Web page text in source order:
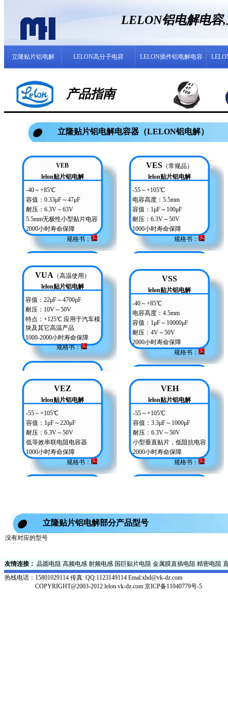
LELON铝电解电容
立隆贴片铝电解 LELON高分子电容 LELON插件铝电解电容
产品指南
立隆贴片铝电解电容器（LELON铝电解）
VEB
lelon贴片铝电解
-40～+85℃
容值：0.33μF～47μF
耐压：6.3V～63V
5.5mm无极性小型贴片电容
2000小时寿命保障
规格书：
VES（常规品）
lelon贴片铝电解
-55～+105℃
电容高度：5.5mm
容值：1μF～100μF
耐压：6.3V～50V
1000小时寿命保障
规格书：
VUA （高温使用）
lelon贴片铝电解
容值：22μF～4700μF
耐压：10V～50V
特点：+125℃ 应用于汽车模
块及其它高温产品
1000-2000小时寿命保障
规格书：
VSS
lelon贴片铝电解
-40～+85℃
电容高度：4.5mm
容值：1μF～10000μF
耐压：4V～50V
2000小时寿命保障
规格书：
VEZ
lelon贴片铝电解
-55～+105℃
容值：1μF～220μF
耐压：6.3V～50V
低等效串联电阻电容器
1000小时寿命保障
规格书：
VEH
lelon贴片铝电解
-55～+105℃
容值：3.3μF～1000μF
耐压：6.3V～50V
小型垂直贴片，低阻抗电容
2000小时寿命保障
规格书：
立隆贴片铝电解部分产品型号
没有对应的型号
友情连接： 晶圆电阻 高频电感 射频电感 国巨贴片电阻 金属膜直插电阻 精密电阻
热线电话： 15801029114 传真: QQ:1123149114 Emal:xhd@vk-dz.com
COPYRIGHT@2003-2012 lelon.vk-dz.com 京ICP备11040779号-5